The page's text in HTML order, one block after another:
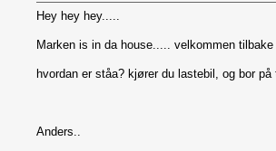
Hey hey hey.....
Marken is in da house..... velkommen
hvordan er ståa? kjører du lastebil, og bor på
Anders..